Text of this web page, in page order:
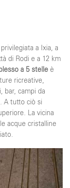
a Ixia, a
di Rodi e a 12 km
a 5 stelle è
ricreative,
bar, campi da
A tutto ciò si
La vicina
acque cristalline